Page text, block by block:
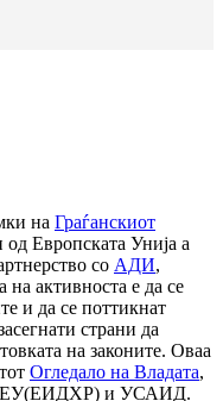
на Граѓанскиот
Европската Унија а
со АДИ,
активноста е да се
и да се поттикнат
страни да
на законите. Оваа
Огледало на Владата,
ЕУ(ЕИДХР) и УСАИД.